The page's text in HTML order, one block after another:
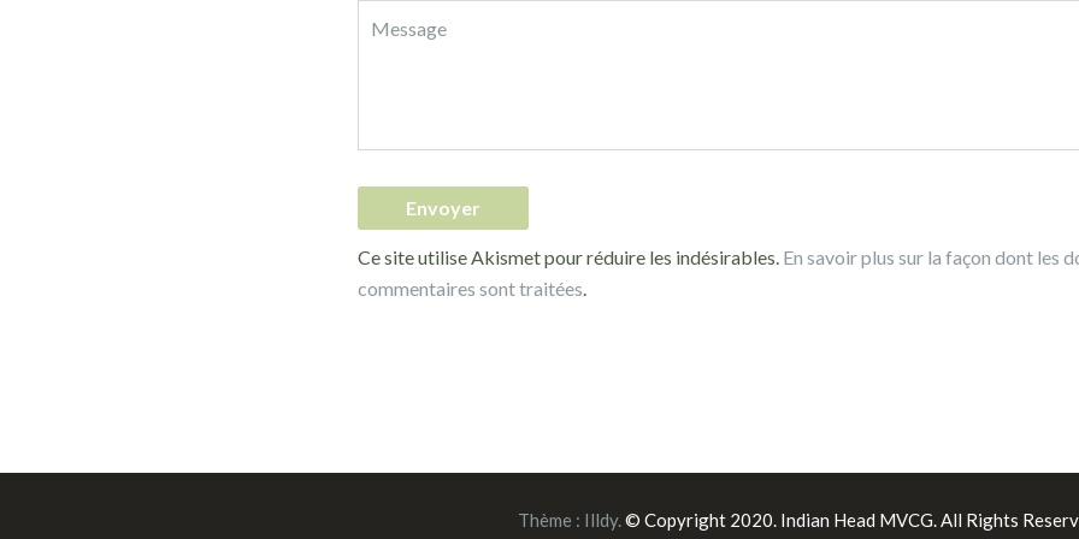
Ce site utilise Akismet pour réduire les indésirables. En savoir plus sur la façon dont les
commentaires sont traitées.
Thème : Illdy.© Copyright 2020. Indian Head MVCG. All Rights